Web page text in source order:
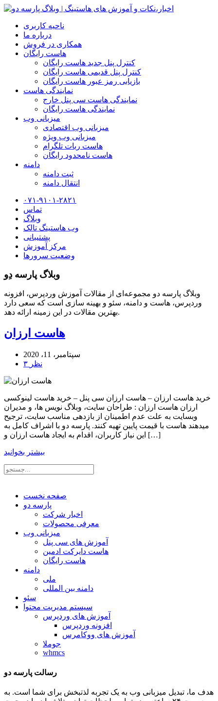
ناحیه کاربری
درباره ما
همکاری در فروش
هاست رایگان
کنترل پنل جدید هاست رایگان
کنترل پنل قدیمی هاست رایگان
بازیابی رمز عبور هاست رایگان
نمایندگی هاست
نمایندگی هاست سی پنل خارج
نمایندگی هاست رایگان
میزبانی وب
میزبانی وب اقتصادی
میزبانی وب ویژه
هاست ربات تلگرام
هاست نامحدود رایگان
دامنه
ثبت دامنه
انتقال دامنه
۰۷۱-۹۱۰۱-۲۸۲۱
تماس
وبلاگ
وب هاستینگ تالک
پشتیبانی
مرکز آموزش
وضعیت سرورها
وبلاگ پارسه دِو
وبلاگ پارسه دو مجموعه‌ای از مقالات آموزش وردپرس، افزونه
وردپرس، هاست و دامنه، سئو و بهینه سازی است که سعی دارد
بهترین مقالات در این زمینه ارائه دهد.
هاست ارزان
سپتامبر، 11، 2020
۳ نظر
خرید هاست ارزان – هاست ارزان سی پنل – خرید هاست لینوکسی
ارزان هاست ارزان : طراحان سایت، وبلاگ نویس ها، و مدیران
وبسایت به علت عدم اطمینان از بازدهی مناسب سایت، ترجیح
میدهند هاست با قیمت پایین تهیه کنند. پارسه دو با اشراف کامل به
این نیاز کاربران، اقدام به ایجاد هاست ارزان و […]
بیشتر بخوانید
صفحه نخست
پارسه دو
اخبار شرکت
معرفی محصولات
میزبانی وب
آموزش های سی پنل
هاست دایرکت ادمین
هاست رایگان
دامنه
ملی
دامنه بین المللی
سئو
سیستم مدیریت محتوا
آموزش های وردپرس
افزونه وردپرس
آموزش های ووکامرس
جوملا
whmcs
رسالت پارسه دو
هدف ما، تبدیل میزبانی وب به یک تجربه لذتبخش برای شما است. به